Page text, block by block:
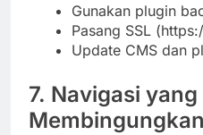
Gunakan plugin
Pasang SSL
Update CMS dan
7. Navigasi yang
Membingungkan